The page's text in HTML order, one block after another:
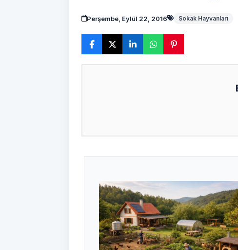
Perşembe, Eylül 22, 2016 Sokak Hayvanları